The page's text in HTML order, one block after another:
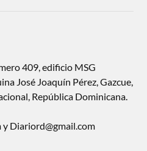
409, edificio MSG
José Joaquín Pérez, Gazcue,
República Dominicana.
Diariord@gmail.com